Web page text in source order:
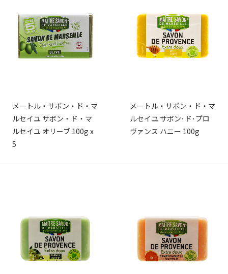
メートル・サボン・ド・マ
ルセイユ サボン・ド・マ
ルセイユ オリーブ 100g x
5
メートル・サボン・ド・マ
ルセイユ サボン･ド･プロ
ヴァンス ハニー 100g